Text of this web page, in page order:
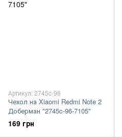
Артикул: 2745c-96
Чехол на Xiaomi Redmi Note 2
Доберман "2745c-96-7105"
169 грн